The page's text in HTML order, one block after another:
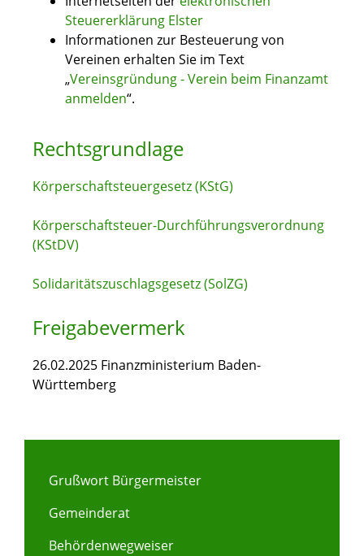
Steuererklärung Elster
Informationen zur Besteuerung von
Vereinen erhalten Sie im Text
„Vereinsgründung - Verein beim Finanzamt
anmelden“.
Rechtsgrundlage
Körperschaftsteuergesetz (KStG)
Körperschaftsteuer-Durchführungsverordnung
(KStDV)
Solidaritätszuschlagsgesetz (SolZG)
Freigabevermerk
26.02.2025 Finanzministerium Baden-
Württemberg
Grußwort Bürgermeister
Gemeinderat
Behördenwegweiser